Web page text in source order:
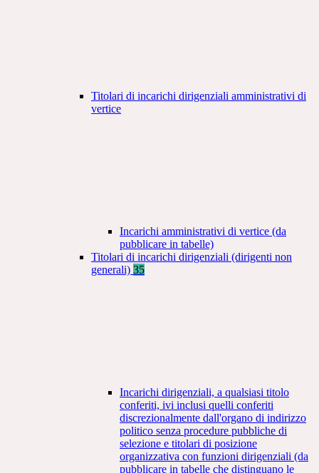
Titolari di incarichi dirigenziali amministrativi di
vertice
Incarichi amministrativi di vertice (da
pubblicare in tabelle)
Titolari di incarichi dirigenziali (dirigenti non
generali) 35
Incarichi dirigenziali, a qualsiasi titolo
conferiti, ivi inclusi quelli conferiti
discrezionalmente dall'organo di indirizzo
politico senza procedure pubbliche di
selezione e titolari di posizione
organizzativa con funzioni dirigenziali (da
pubblicare in tabelle che distinguano le